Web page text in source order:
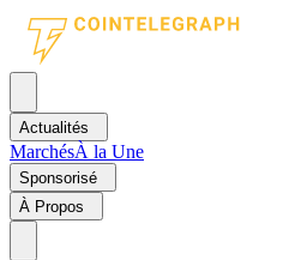
Actualités
MarchésÀ la Une
Sponsorisé
À Propos